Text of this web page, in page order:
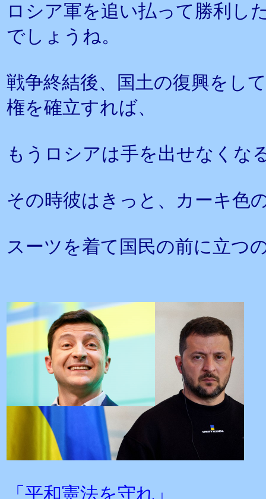
ロシア軍を追い払って勝利し
でしょうね。
戦争終結後、国土の復興をし
権を確立すれば、
もうロシアは手を出せなくな
その時彼はきっと、カーキ色
スーツを着て国民の前に立つ
「平和憲法を守れ」